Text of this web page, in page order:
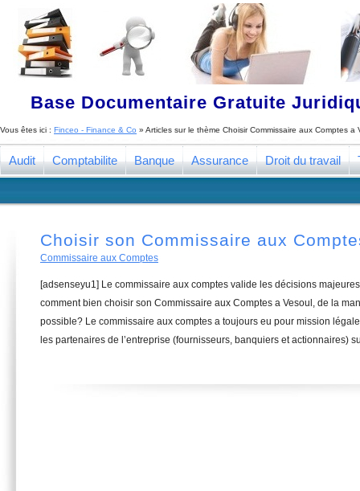
Base Documentaire Gratuite
Vous êtes ici : Finceo - Finance & Co » Articles sur le thème Choisir Commissaire aux Comptes a
Audit Comptabilite Banque Assurance Droit du travail
Choisir son Commissaire aux
Commissaire aux Comptes
[adsenseyu1] Le commissaire aux comptes valide les décisions
comment bien choisir son Commissaire aux Comptes a Vesoul, de la
possible? Le commissaire aux comptes a toujours eu pour mission
les partenaires de l’entreprise (fournisseurs, banquiers et actionnaires)